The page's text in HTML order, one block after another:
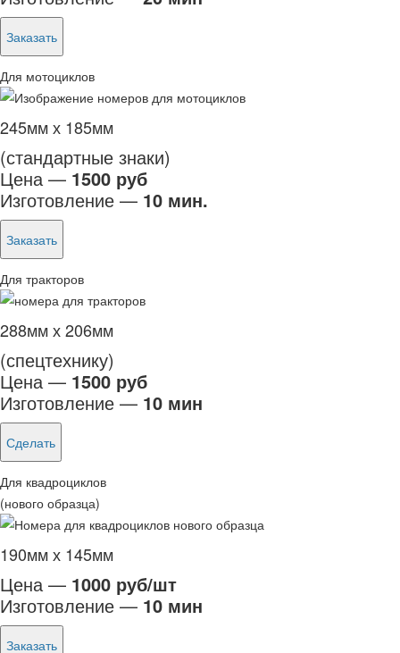
Заказать
Для мотоциклов
245мм х 185мм
(стандартные знаки)
Цена — 1500 руб
Изготовление — 10 мин.
Заказать
Для тракторов
288мм х 206мм
(спецтехнику)
Цена — 1500 руб
Изготовление — 10 мин
Сделать
Для квадроциклов
(нового образца)
190мм х 145мм
Цена — 1000 руб/шт
Изготовление — 10 мин
Заказать